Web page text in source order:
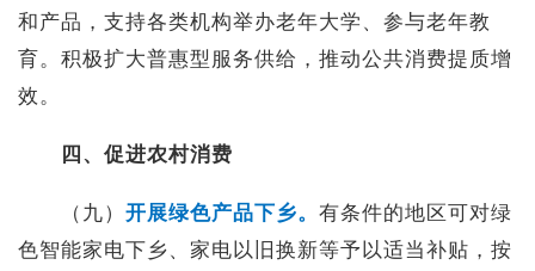
和产品，支持各类机构举办老年大学、参与老年教
育。积极扩大普惠型服务供给，推动公共消费提质增
效。
四、促进农村消费
（九） 开展绿色产品下乡。 有条件的地区可对绿
色智能家电下乡、家电以旧换新等予以适当补贴，按